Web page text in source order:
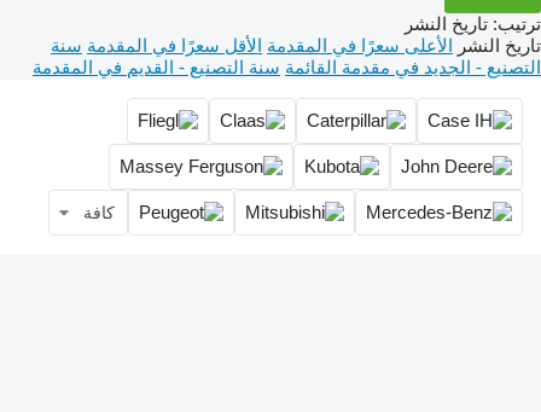
ترتيب: تاريخ النشر
تاريخ النشر الأعلى سعرًا في المقدمة الأقل سعرًا في المقدمة سنة
التصنيع - الجديد في مقدمة القائمة سنة التصنيع - القديم في المقدمة
كافة